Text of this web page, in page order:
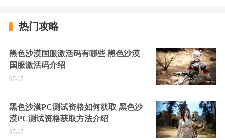
热门攻略
黑色沙漠国服激活码有哪些 黑色沙漠
国服激活码介绍
07-17
黑色沙漠PC测试资格如何获取 黑色沙
漠PC测试资格获取方法介绍
07-17